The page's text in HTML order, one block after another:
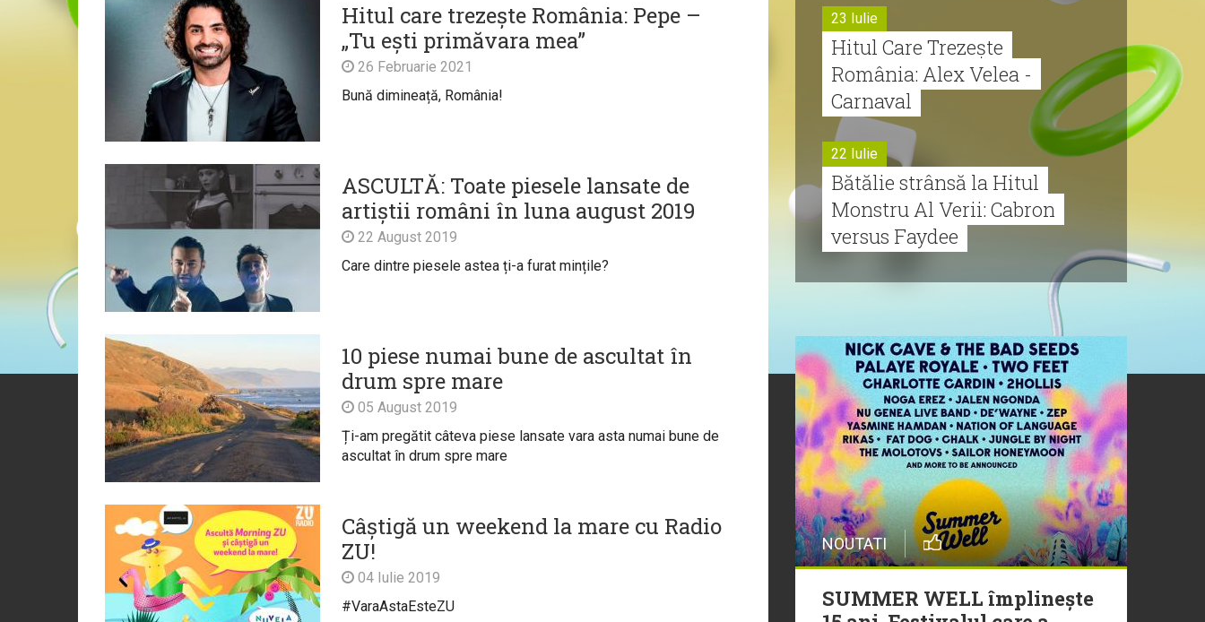
Hitul care trezește România: Pepe –
„Tu ești primăvara mea”
26 Februarie 2021
Bună dimineață, România!
ASCULTĂ: Toate piesele lansate de
artiștii români în luna august 2019
22 August 2019
Care dintre piesele astea ți-a furat mințile?
10 piese numai bune de ascultat în
drum spre mare
05 August 2019
Ți-am pregătit câteva piese lansate vara asta numai bune de
ascultat în drum spre mare
Câștigă un weekend la mare cu Radio
ZU!
04 Iulie 2019
#VaraAstaEsteZU
23 Iulie
Hitul Care Trezește
România: Alex Velea -
Carnaval
22 Iulie
Bătălie strânsă la Hitul
Monstru Al Verii: Cabron
versus Faydee
Cabron vine cu Hitul
Monstru al Verii
20 Iulie
Episod nou | Muzica Aia x
DJ Christian Thomson
20 Iulie
Torpedoul lui Morar: Theo
Rose - „Ceai lângă tine”
NOUTATI
SUMMER WELL împlinește